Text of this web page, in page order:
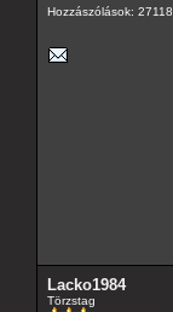
Hozzászólások: 27118
Lacko1984
Törzstag